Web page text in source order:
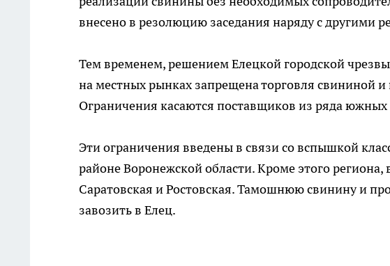
внесено в резолюцию заседания наряду с другими
Тем временем, решением Елецкой городской
на местных рынках запрещена торговля свининой
Ограничения касаются поставщиков из ряда южных
Эти ограничения введены в связи со вспышкой
районе Воронежской области. Кроме этого
Саратовская и Ростовская. Тамошнюю свинину и
завозить в Елец.